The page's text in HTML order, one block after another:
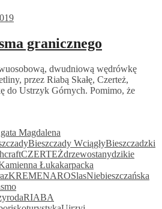
granicznego
dwudniową wędrówkę
przez Riabą Skałę, Czerteż,
do Ustrzyk Górnych. Pomimo, że
Magdalena
Bieszczady WciągłyBieszczadzki
CZERTEŻdrzewostanydzikie
Łukakarpacka
KREMENAROSlasNiebieszczańska
RIABA